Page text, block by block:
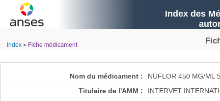
Index des
Index Fiche médicament
Nom du médicament :
NUFLOR 450 MG/ML
Titulaire de l'AMM :
INTERVET